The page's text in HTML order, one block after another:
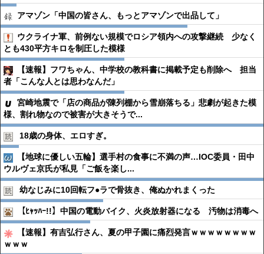
アマゾン「中国の皆さん、もっとアマゾンで出品して」
ウクライナ軍、前例ない規模でロシア領内への攻撃継続 少なく
とも430平方キロを制圧した模様
【速報】フワちゃん、中学校の教科書に掲載予定も削除へ 担当
者「こんな人とは思わなんだ」
宮崎地震で「店の商品が陳列棚から雪崩落ちる」悲劇が起きた模
様、割れ物なので被害が大きそうで...
18歳の身体、エロすぎ。
【地球に優しい五輪】選手村の食事に不満の声…IOC委員・田中
ウルヴェ京氏が私見「ご飯を楽し...
幼なじみに10回転フ●︎ラで骨抜き、俺ぬかれまくった
【ﾋｬｯﾊｰ!!】中国の電動バイク、火炎放射器になる 汚物は消毒へ
【速報】有吉弘行さん、夏の甲子園に痛烈発言ｗｗｗｗｗｗｗｗ
ｗｗｗ